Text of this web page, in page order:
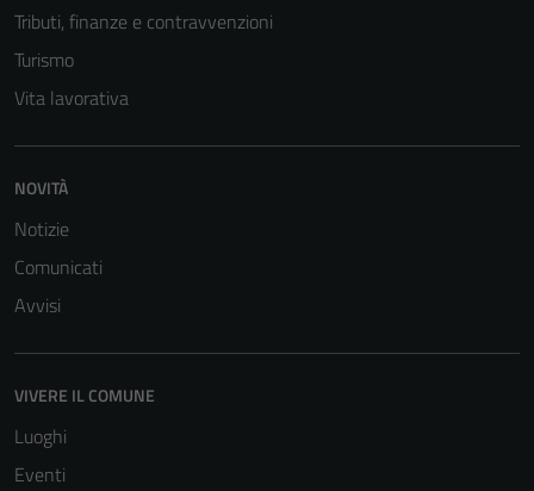
Tributi, finanze e contravvenzioni
Turismo
Vita lavorativa
NOVITÀ
Notizie
Comunicati
Avvisi
VIVERE IL COMUNE
Luoghi
Eventi